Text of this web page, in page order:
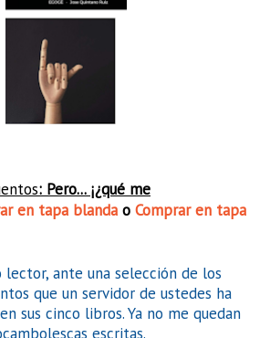
: Pero... ¡¿qué me
en tapa blanda o Comprar en tapa
lector, ante una selección de los
que un servidor de ustedes ha
sus cinco libros. Ya no me quedan
escritas.